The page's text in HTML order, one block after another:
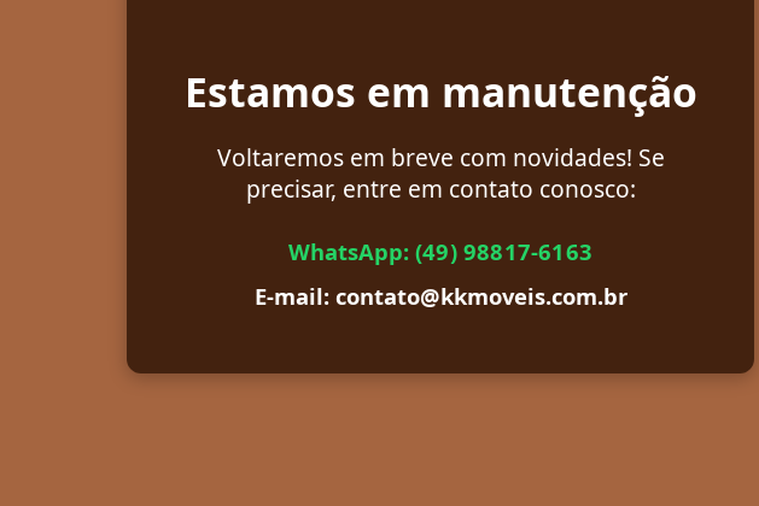
Estamos em manutenção
Voltaremos em breve com novidades! Se
precisar, entre em contato conosco:
WhatsApp: (49) 98817-6163
E-mail: contato@kkmoveis.com.br